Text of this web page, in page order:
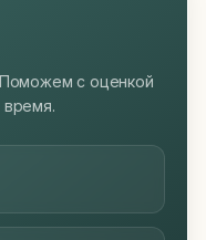
с оценкой